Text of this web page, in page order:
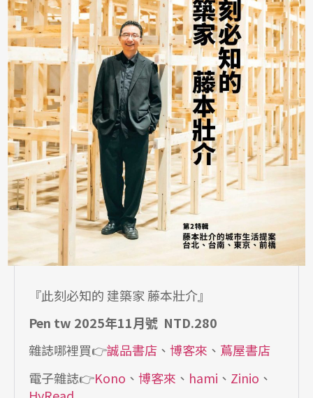
『此刻必知的 建築家 藤本壯介』
Pen tw 2025年11月號 NTD.280
雜誌哪裡買👉誠品書店 、 博客來 、 蔦屋書店
電子雜誌👉Kono 、 博客來 、 hami 、 Zinio 、